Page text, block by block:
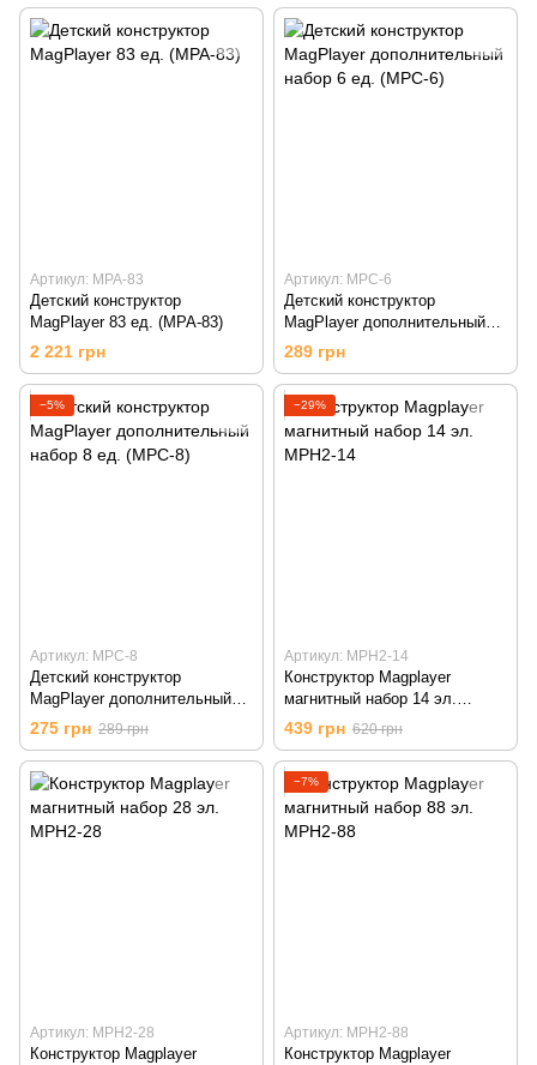
Артикул: MPA-83
Детский конструктор
MagPlayer 83 ед. (MPA-83)
2 221 грн
Артикул: MPC-6
Детский конструктор
MagPlayer дополнительный
набор 6 ед. (MPC-6)
289 грн
−5%
Артикул: MPC-8
Детский конструктор
MagPlayer дополнительный
набор 8 ед. (MPC-8)
275 грн 289 грн
−29%
Артикул: MPH2-14
Конструктор Magplayer
магнитный набор 14 эл.
MPH2-14
439 грн 620 грн
Артикул: MPH2-28
Конструктор Magplayer
−7%
Артикул: MPH2-88
Конструктор Magplayer